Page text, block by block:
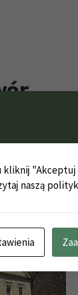
"Akceptuj
naszą